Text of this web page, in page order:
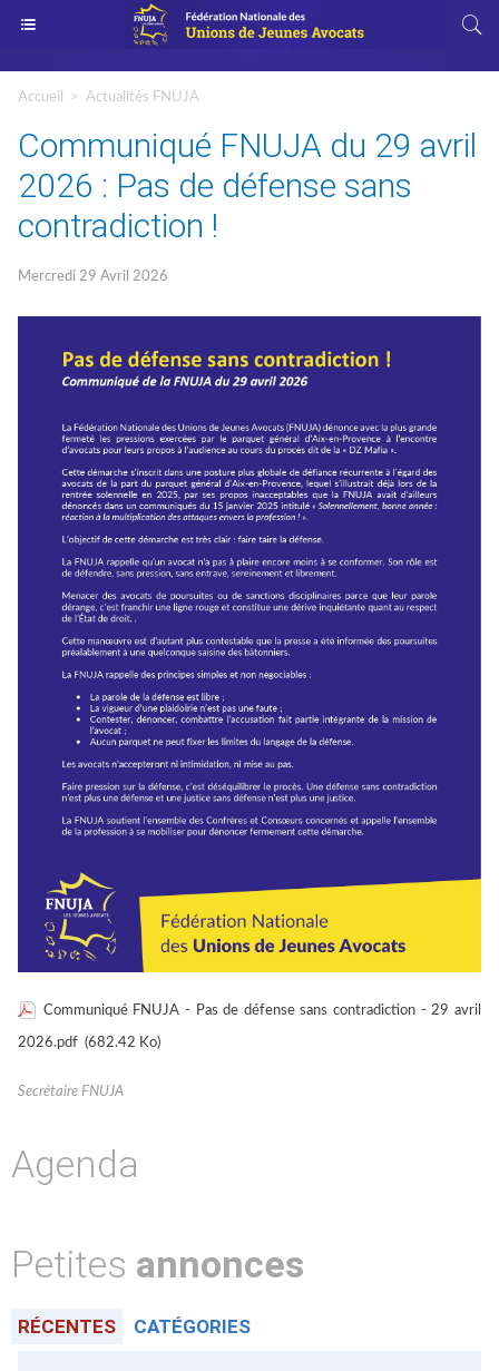
Accueil > Actualités FNUJA
Communiqué FNUJA du 29 avril
2026 : Pas de défense sans
contradiction !
Mercredi 29 Avril 2026
Communiqué FNUJA - Pas de défense sans contradiction - 29 avril
2026.pdf (682.42 Ko)
Secrétaire FNUJA
Agenda
Petites annonces
RÉCENTES CATÉGORIES